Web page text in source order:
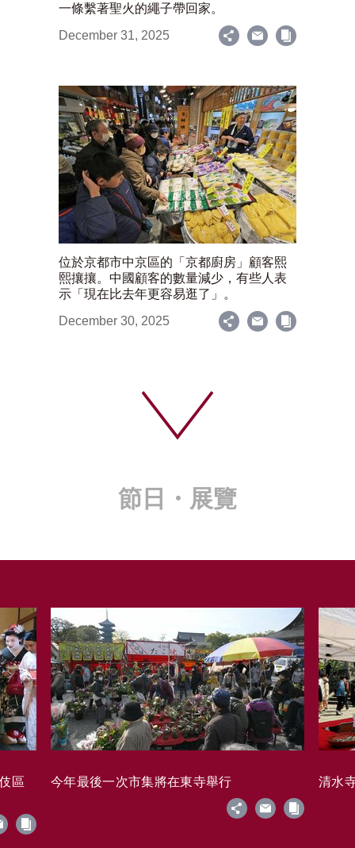
一條繫著聖火的繩子帶回家。
December 31, 2025
位於京都市中京區的「京都廚房」顧客熙
熙攘攘。中國顧客的數量減少，有些人表
示「現在比去年更容易逛了」。
December 30, 2025
節日・展覽
區 今年最後一次市集將在東寺舉行 清水